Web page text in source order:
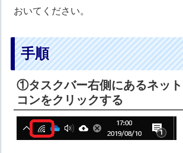
おいてください。
手順
①タスクバー右側にあるネッ
コンをクリックする